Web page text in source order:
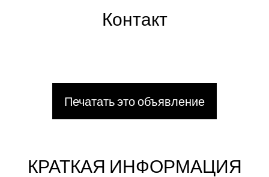
Контакт
Печатать это объявление
КРАТКАЯ ИНФОРМАЦИЯ